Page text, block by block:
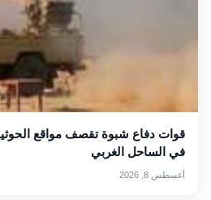
قوات دفاع شبوة تقصف مواقع
في الساحل الغربي
أغسطس 8, 2026